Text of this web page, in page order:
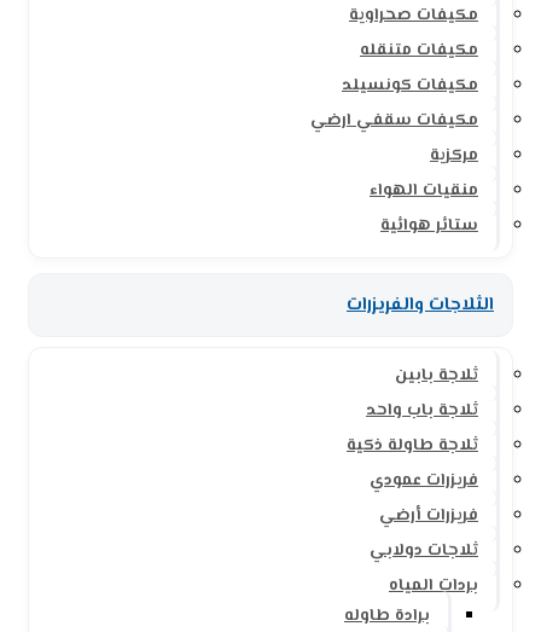
مكيفات صحراوية
مكيفات متنقله
مكيفات كونسيلد
مكيفات سقفي ارضي
مركزية
منقيات الهواء
ستائر هوائية
الثلاجات والفريزرات
ثلاجة بابين
ثلاجة باب واحد
ثلاجة طاولة ذكية
فريزرات عمودي
فريزرات أرضي
ثلاجات دولابي
بردات المياه
برادة طاوله